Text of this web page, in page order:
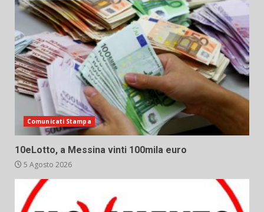
Comunicati Stampa
10eLotto, a Messina vinti 100mila euro
5 Agosto 2026